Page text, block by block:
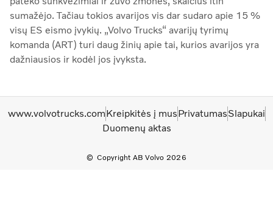
sumažėjo. Tačiau tokios avarijos vis dar sudaro apie 15 %
visų ES eismo įvykių. „Volvo Trucks“ avarijų tyrimų
komanda (ART) turi daug žinių apie tai, kurios avarijos yra
dažniausios ir kodėl jos įvyksta.
Copyright AB Volvo 2026
www.volvotrucks.comKreipkitės į musPrivatumasSlapukai
Duomenų aktas